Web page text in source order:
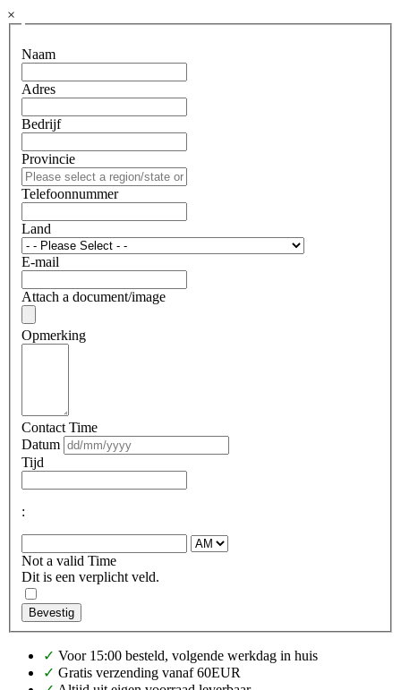
×
Naam
Adres
Bedrijf
Provincie
Telefoonnummer
Land
E-mail
Attach a document/image
Opmerking
Contact Time
Datum
Tijd
:
Not a valid Time
Dit is een verplicht veld.
Bevestig
✓ Voor 15:00 besteld, volgende werkdag in huis
✓ Gratis verzending vanaf 60EUR